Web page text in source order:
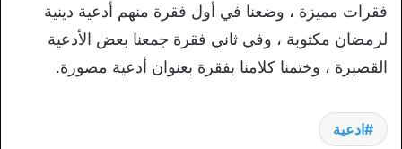
فقرات مميزة ، وضعنا في أول فقرة منهم أدعية دينية
لرمضان مكتوبة ، وفي ثاني فقرة جمعنا بعض الأدعية
القصيرة ، وختمنا كلامنا بفقرة بعنوان أدعية مصورة.
ادعية